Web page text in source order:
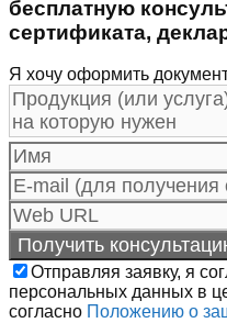
бесплатную
сертификата,
Я хочу оформить
Отправляя заявку, я
персональных данных в
согласно Положению о